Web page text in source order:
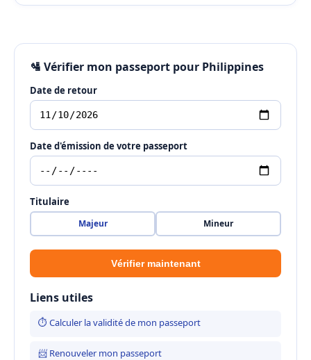
🛂 Vérifier mon passeport pour Philippines
Date de retour
Date d'émission de votre passeport
Titulaire
Majeur Mineur
Vérifier maintenant
Liens utiles
⏱ Calculer la validité de mon passeport
📨 Renouveler mon passeport